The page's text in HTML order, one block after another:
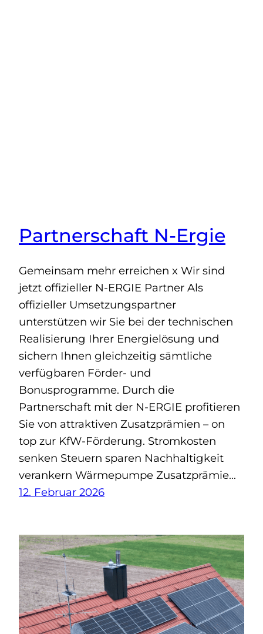
Partnerschaft N-Ergie
Gemeinsam mehr erreichen x Wir sind
jetzt offizieller N-ERGIE Partner Als
offizieller Umsetzungspartner
unterstützen wir Sie bei der technischen
Realisierung Ihrer Energielösung und
sichern Ihnen gleichzeitig sämtliche
verfügbaren Förder- und
Bonusprogramme. Durch die
Partnerschaft mit der N-ERGIE profitieren
Sie von attraktiven Zusatzprämien – on
top zur KfW-Förderung. Stromkosten
senken Steuern sparen Nachhaltigkeit
verankern Wärmepumpe Zusatzprämie…
12. Februar 2026